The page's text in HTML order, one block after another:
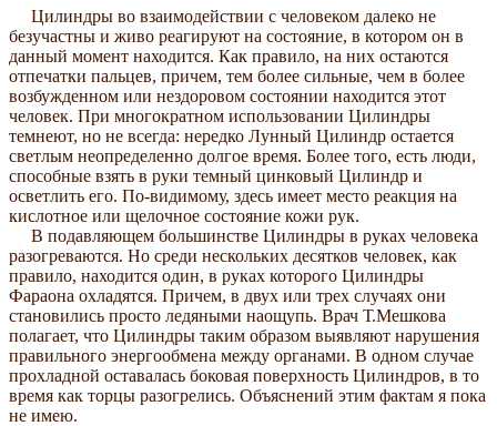
Цилиндры во взаимодействии с человеком далеко не
безучастны и живо реагируют на состояние, в котором он в
данный момент находится. Как правило, на них остаются
отпечатки пальцев, причем, тем более сильные, чем в более
возбужденном или нездоровом состоянии находится этот
человек. При многократном использовании Цилиндры
темнеют, но не всегда: нередко Лунный Цилиндр остается
светлым неопределенно долгое время. Более того, есть люди,
способные взять в руки темный цинковый Цилиндр и
осветлить его. По-видимому, здесь имеет место реакция на
кислотное или щелочное состояние кожи рук.
В подавляющем большинстве Цилиндры в руках человека
разогреваются. Но среди нескольких десятков человек, как
правило, находится один, в руках которого Цилиндры
Фараона охладятся. Причем, в двух или трех случаях они
становились просто ледяными наощупь. Врач Т.Мешкова
полагает, что Цилиндры таким образом выявляют нарушения
правильного энергообмена между органами. В одном случае
прохладной оставалась боковая поверхность Цилиндров, в то
время как торцы разогрелись. Объяснений этим фактам я пока
не имею.